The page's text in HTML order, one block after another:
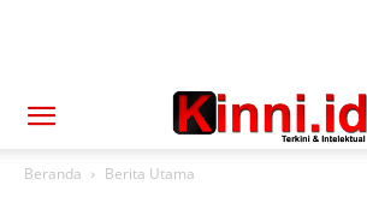
Beranda Berita Utama